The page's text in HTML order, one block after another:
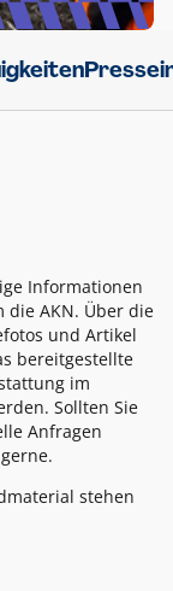
Informationen
AKN. Über die
und Artikel
bereitgestellte
im
Sollten Sie
Anfragen
stehen